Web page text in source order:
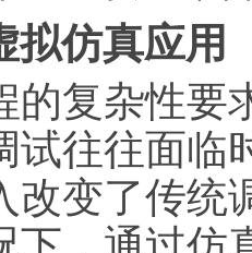
拟仿真应用
的复杂性要
试往往面临
改变了传统